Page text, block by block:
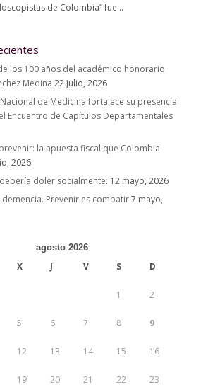
de Colombia” fue...
los 100 años del académico honorario
Medina 22 julio, 2026
de Medicina fortalece su presencia
Encuentro de Capítulos Departamentales
la apuesta fiscal que Colombia
2026
doler socialmente. 12 mayo, 2026
Prevenir es combatir7 mayo,
agosto 2026
X J V S D
1 2
5 6 7 8 9
12 13 14 15 16
19 20 21 22 23